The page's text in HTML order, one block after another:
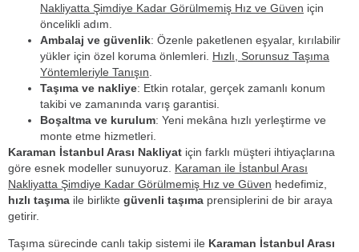
Nakliyatta Şimdiye Kadar Görülmemiş Hız ve Güven için
öncelikli adım.
Ambalaj ve güvenlik: Özenle paketlenen eşyalar, kırılabilir
yükler için özel koruma önlemleri. Hızlı, Sorunsuz Taşıma
Yöntemleriyle Tanışın
Taşıma ve nakliye: Etkin rotalar, gerçek zamanlı konum
takibi ve zamanında varış garantisi.
Boşaltma ve kurulum: Yeni mekâna hızlı yerleştirme ve
monte etme hizmetleri.
Karaman İstanbul Arası Nakliyat için farklı müşteri ihtiyaçlarına
göre esnek modeller sunuyoruz. Karaman ile İstanbul Arası
Nakliyatta Şimdiye Kadar Görülmemiş Hız ve Güven hedefimiz,
hızlı taşıma ile birlikte güvenli taşıma prensiplerini de bir araya
getirir.
Taşıma sürecinde canlı takip sistemi ile Karaman İstanbul Arası